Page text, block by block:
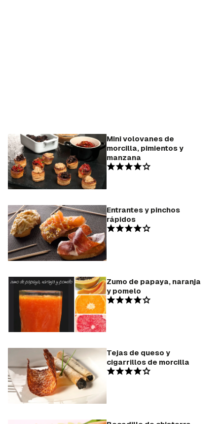
Mini volovanes de
morcilla, pimientos y
manzana
Entrantes y pinchos
rápidos
Zumo de papaya, naranja
y pomelo
Tejas de queso y
cigarrillos de morcilla